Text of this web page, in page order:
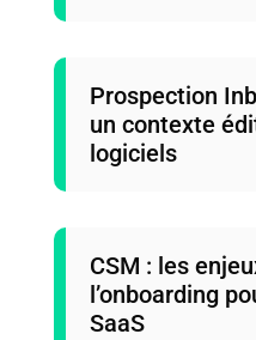
Prospection
un contexte
logiciels
CSM : les
l’onboarding
SaaS